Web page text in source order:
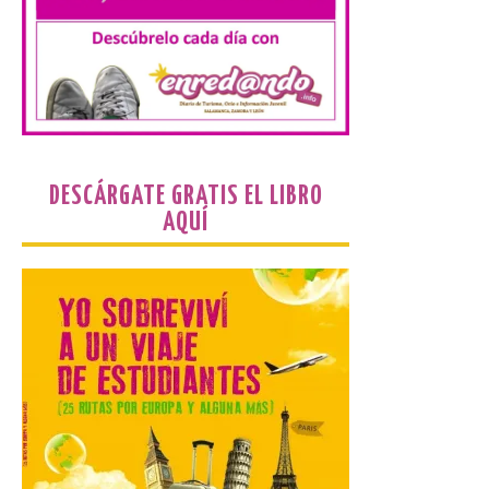
Se celebrará el próximo
domingo 16 de agosto, a
partir de las 23:00 horas,
en la Plaza Mayor de la
ciudad. El Salón de Plenos
del Ayuntamiento de La Bañeza ha
protección adecuada
puede causar daños
irreversibles en la retina”
6 Ago 2026
La retinopatía solar puede
provocar pérdida de
visión central, manchas en
DESCÁRGATE GRATIS EL LIBRO
AQUÍ